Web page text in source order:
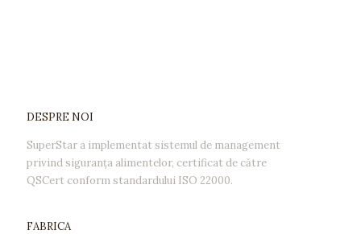
DESPRE NOI
SuperStar a implementat sistemul de management
privind siguranţa alimentelor, certificat de către
QSCert conform standardului ISO 22000.
FABRICA